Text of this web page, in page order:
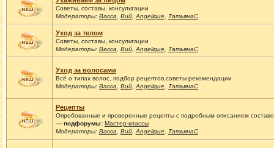
Советы, составы, консультации
Модераторы: Васса Вий, Angelique, ТатьянаС
Уход за телом
Советы, составы, консультации
Модераторы: Васса Вий, Angelique, ТатьянаС
Уход за волосами
Всё о типах волос, подбор рецептов,советы-рекомендации
Модераторы: Васса Вий, Angelique, ТатьянаС
Рецепты
Опробованные и проверенные рецепты с подробным описанием
— подфорумы: Мастер-классы
Модераторы: Васса Вий, Angelique, ТатьянаС